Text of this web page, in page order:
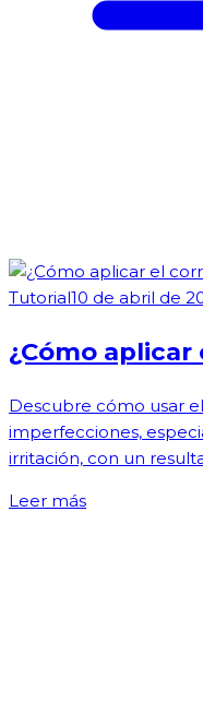
Tutorial10 de abril de
¿Cómo
Descubre cómo usar
imperfecciones,
irritación, con un
Leer más